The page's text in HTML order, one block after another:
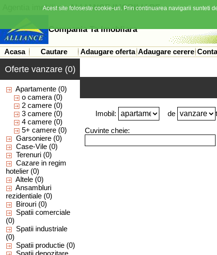
Agentia imobiliara ALLIANCE IMOBILIARE
Compania Ta Imobliara
Acasa Cautare Adaugare oferta Adaugare cerere
Oferte vanzare (0)
Apartamente (0)
o camera (0)
2 camere (0)
3 camere (0)
4 camere (0)
5+ camere (0)
Garsoniere (0)
Case-Vile (0)
Terenuri (0)
Cazare in regim
hotelier (0)
Altele (0)
Ansambluri
rezidentiale (0)
Birouri (0)
Spatii comerciale
(0)
Spatii industriale
(0)
Spatii productie (0)
Spatii depozitare
Imobil: de
Cuvinte cheie:
Acest site foloseste cookie-uri. Prin continuarea navigarii sunteti